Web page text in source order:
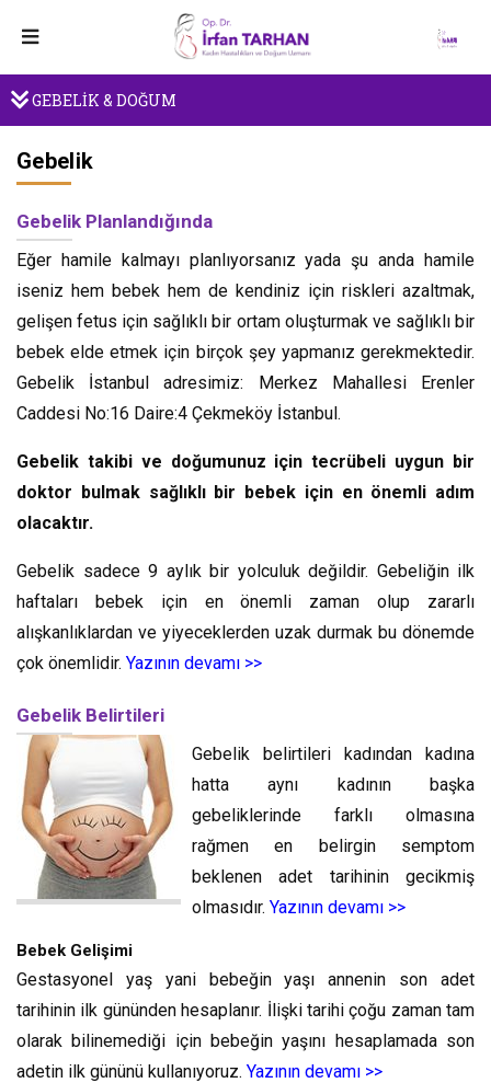
GEBELİK & DOĞUM
Gebelik
Gebelik Planlandığında
Eğer hamile kalmayı planlıyorsanız yada şu anda hamile
iseniz hem bebek hem de kendiniz için riskleri azaltmak,
gelişen fetus için sağlıklı bir ortam oluşturmak ve sağlıklı bir
bebek elde etmek için birçok şey yapmanız gerekmektedir.
Gebelik İstanbul adresimiz: Merkez Mahallesi Erenler
Caddesi No:16 Daire:4 Çekmeköy İstanbul.
Gebelik takibi ve doğumunuz için tecrübeli uygun bir
doktor bulmak sağlıklı bir bebek için en önemli adım
olacaktır.
Gebelik sadece 9 aylık bir yolculuk değildir. Gebeliğin ilk
haftaları bebek için en önemli zaman olup zararlı
alışkanlıklardan ve yiyeceklerden uzak durmak bu dönemde
çok önemlidir. Yazının devamı >>
Gebelik Belirtileri
Gebelik belirtileri kadından kadına
hatta aynı kadının başka
gebeliklerinde farklı olmasına
rağmen en belirgin semptom
beklenen adet tarihinin gecikmiş
olmasıdır. Yazının devamı >>
Bebek Gelişimi
Gestasyonel yaş yani bebeğin yaşı annenin son adet
tarihinin ilk gününden hesaplanır. İlişki tarihi çoğu zaman tam
olarak bilinemediği için bebeğin yaşını hesaplamada son
adetin ilk gününü kullanıyoruz. Yazının devamı >>